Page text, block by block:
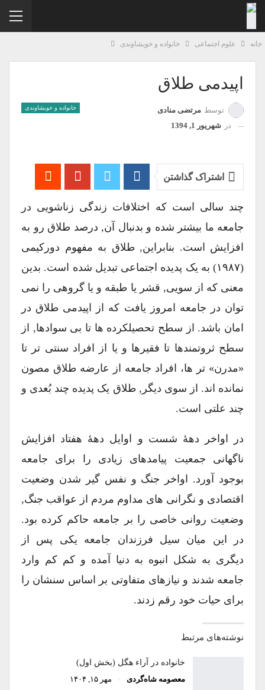
علوم اجتماعی خانواده و خویشاوندی
اپیدمی طلاق
خانواده و خویشاوندی توسطمرتضی منادی
درشهریور 1, 1394
اشتراک گذاشتن
چند سالی است که اختلافات زندگی زناشویی در
جامعه ما بیشتر شده و بدنبال آن, درصد طلاق رو به
افزایش است. بنابراین, طلاق به مفهوم دورکیمی
(۱۹۸۷) به یک پدیده اجتماعی تبدیل شده است. بدین
معنی که از سویی, قشر یا طبقه و یا گروهی را نمی
توان در جامعه امروز یافت که از اپیدمی طلاق در
امان باشد. از سطح تحصیلکرده ها تا بی سوادها, از
سطح ثروتمندها تا فقیرها و یا از افراد سنتی تر تا
«مدرن» تر ها، افراد جامعه از عارضه طلاق مصون
نمانده اند. از سوی دیگر, طلاق یک پدیده چند بُعدی و
چند علتی است.
در اواخر دهۀ شست و اوایل دهۀ هفتاد افزایش
ناگهانی جمعیت پیامدهای زیادی را برای جامعه
بوجود آورد. اواخر جنگ و نفس گیر شدن وضعیت
اقتصادی و نگرانی های مداوم مردم از عواقب جنگ,
وضعیت روانی خاصی را بر جامعه حاکم کرده بود.
در این میان سیل فرزندان جامعه یکی پس از
دیگری به شکل انبوه به دنیا آمده و کم کم وارد
جامعه شدند و نیازهای متفاوتی بر اساس سنشان را
برای حیات خود رقم زدند.
نوشته‌های مرتبط
خانواده در آراء هگل (بخش اول)
معصومه شاه‌گردی
مهر ۱۵, ۱۴۰۴